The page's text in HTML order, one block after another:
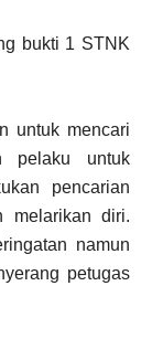
bukti 1 STNK
untuk mencari
pelaku untuk
pencarian
melarikan diri.
namun
petugas